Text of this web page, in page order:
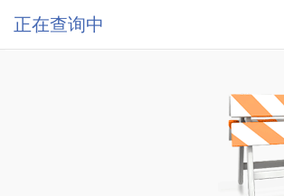
正在查询中